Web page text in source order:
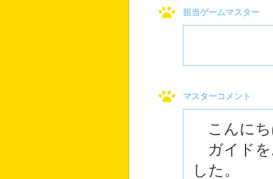
担当ゲームマスター
マスターコメント
こんにち
ガイドを
した。